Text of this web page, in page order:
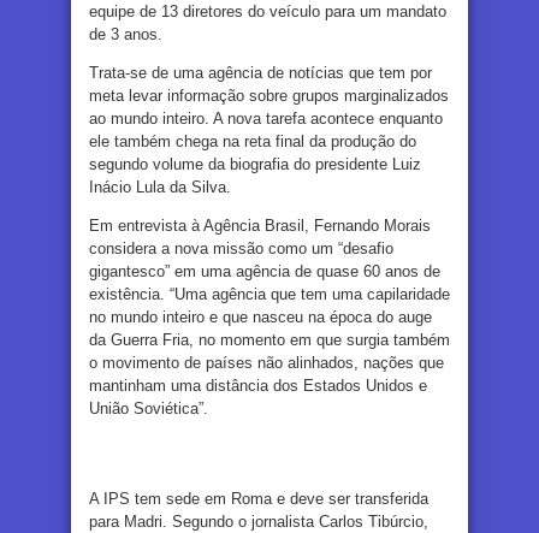
equipe de 13 diretores do veículo para um mandato
de 3 anos.
Trata-se de uma agência de notícias que tem por
meta levar informação sobre grupos marginalizados
ao mundo inteiro. A nova tarefa acontece enquanto
ele também chega na reta final da produção do
segundo volume da biografia do presidente Luiz
Inácio Lula da Silva.
Em entrevista à Agência Brasil, Fernando Morais
considera a nova missão como um “desafio
gigantesco” em uma agência de quase 60 anos de
existência. “Uma agência que tem uma capilaridade
no mundo inteiro e que nasceu na época do auge
da Guerra Fria, no momento em que surgia também
o movimento de países não alinhados, nações que
mantinham uma distância dos Estados Unidos e
União Soviética”.
A IPS tem sede em Roma e deve ser transferida
para Madri. Segundo o jornalista Carlos Tibúrcio,